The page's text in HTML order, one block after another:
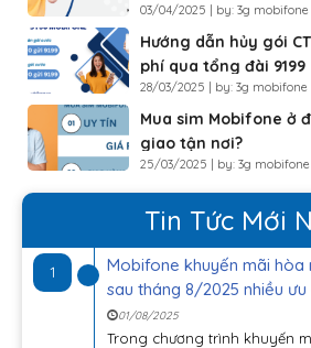
03/04/2025 | by: 3g mobifone
Hướng dẫn hủy gói
phí qua tổng đài 9199
28/03/2025 | by: 3g mobifone
Mua sim Mobifone ở
giao tận nơi?
25/03/2025 | by: 3g mobifone
Tin Tức Mới
1
Mobifone khuyến mãi hòa
sau tháng 8/2025 nhiều ưu
01/08/2025
Trong chương trình khuyến